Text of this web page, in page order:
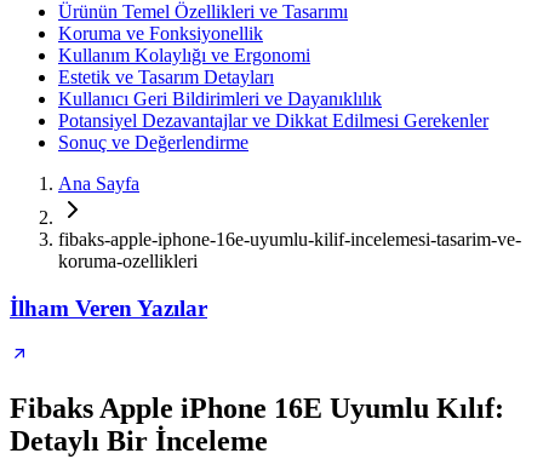
Ürünün Temel Özellikleri ve Tasarımı
Koruma ve Fonksiyonellik
Kullanım Kolaylığı ve Ergonomi
Estetik ve Tasarım Detayları
Kullanıcı Geri Bildirimleri ve Dayanıklılık
Potansiyel Dezavantajlar ve Dikkat Edilmesi Gerekenler
Sonuç ve Değerlendirme
Ana Sayfa
fibaks-apple-iphone-16e-uyumlu-kilif-incelemesi-tasarim-ve-
koruma-ozellikleri
İlham Veren Yazılar
Fibaks Apple iPhone 16E Uyumlu Kılıf:
Detaylı Bir İnceleme